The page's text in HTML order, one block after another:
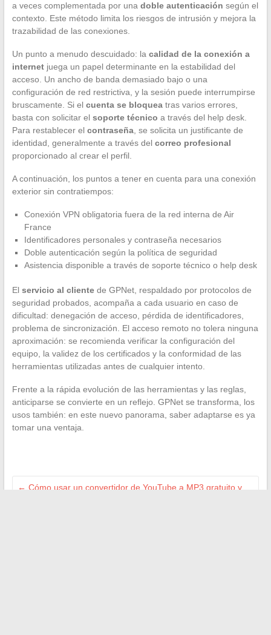
a veces complementada por una doble autenticación según el
contexto. Este método limita los riesgos de intrusión y mejora la
trazabilidad de las conexiones.
Un punto a menudo descuidado: la calidad de la conexión a
internetjuega un papel determinante en la estabilidad del
acceso. Un ancho de banda demasiado bajo o una
configuración de red restrictiva, y la sesión puede interrumpirse
bruscamente. Si el cuenta se bloqueatras varios errores,
basta con solicitar el soporte técnico a través del help desk.
Para restablecer el contraseña, se solicita un justificante de
identidad, generalmente a través del correo profesional
proporcionado al crear el perfil.
A continuación, los puntos a tener en cuenta para una conexión
exterior sin contratiempos:
Conexión VPN obligatoria fuera de la red interna de Air
France
Identificadores personales y contraseña necesarios
Doble autenticación según la política de seguridad
Asistencia disponible a través de soporte técnico o help desk
El servicio al clientede GPNet, respaldado por protocolos de
seguridad probados, acompaña a cada usuario en caso de
dificultad: denegación de acceso, pérdida de identificadores,
problema de sincronización. El acceso remoto no tolera ninguna
aproximación: se recomienda verificar la configuración del
equipo, la validez de los certificados y la conformidad de las
herramientas utilizadas antes de cualquier intento.
Frente a la rápida evolución de las herramientas y las reglas,
anticiparse se convierte en un reflejo. GPNet se transforma, los
usos también: en este nuevo panorama, saber adaptarse es ya
tomar una ventaja.
← Cómo usar un convertidor de YouTube a MP3 gratuito y